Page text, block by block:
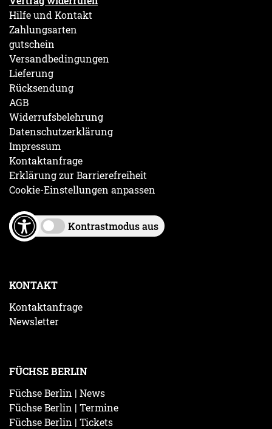
Hilfe und Kontakt
Zahlungsarten
gutschein
Versandbedingungen
Lieferung
Rücksendung
AGB
Widerrufsbelehrung
Datenschutzerklärung
Impressum
Kontaktanfrage
Erklärung zur Barrierefreiheit
Cookie-Einstellungen anpassen
Kontrastmodus aus
KONTAKT
Kontaktanfrage
Newsletter
FÜCHSE BERLIN
Füchse Berlin | News
Füchse Berlin | Termine
Füchse Berlin | Tickets